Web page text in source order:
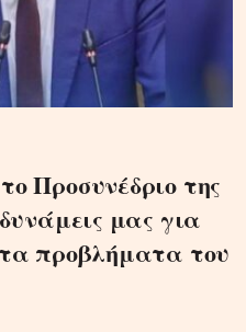
Προσυνέδριο της
μας για
προβλήματα του